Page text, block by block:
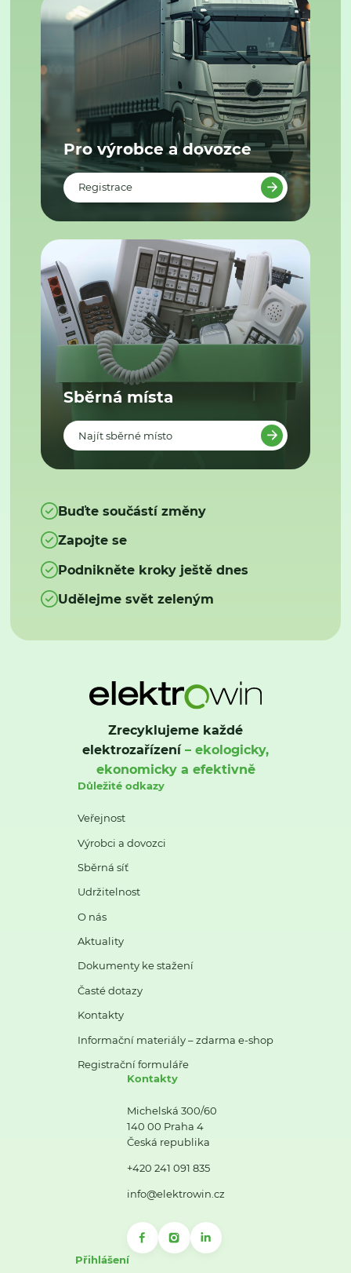
Pro výrobce a dovozce
Registrace
Sběrná místa
Najít sběrné místo
Buďte součástí změny
Zapojte se
Podnikněte kroky ještě dnes
Udělejme svět zeleným
Zrecyklujeme každé
elektrozařízení– ekologicky,
ekonomicky a efektivně
Důležité odkazy
Veřejnost
Výrobci a dovozci
Sběrná síť
Udržitelnost
O nás
Aktuality
Dokumenty ke stažení
Časté dotazy
Kontakty
Informační materiály – zdarma e-shop
Registrační formuláře
Kontakty
Michelská 300/60
140 00 Praha 4
Česká republika
+420 241 091 835
info@elektrowin.cz
Přihlášení